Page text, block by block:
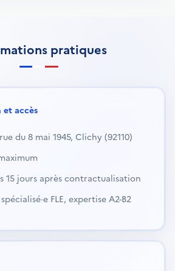
pratiques
accès
du 8 mai 1945, Clichy (92110)
15 jours après contractualisation
FLE, expertise A2-B2